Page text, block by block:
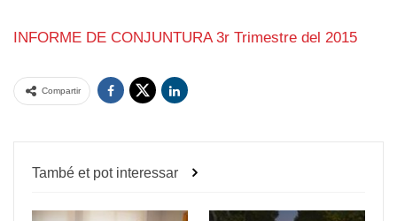
INFORME DE CONJUNTURA 3r Trimestre del 2015
Compartir
També et pot interessar